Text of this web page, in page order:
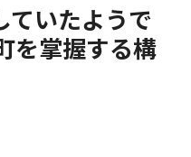
ていたようで
を掌握する構